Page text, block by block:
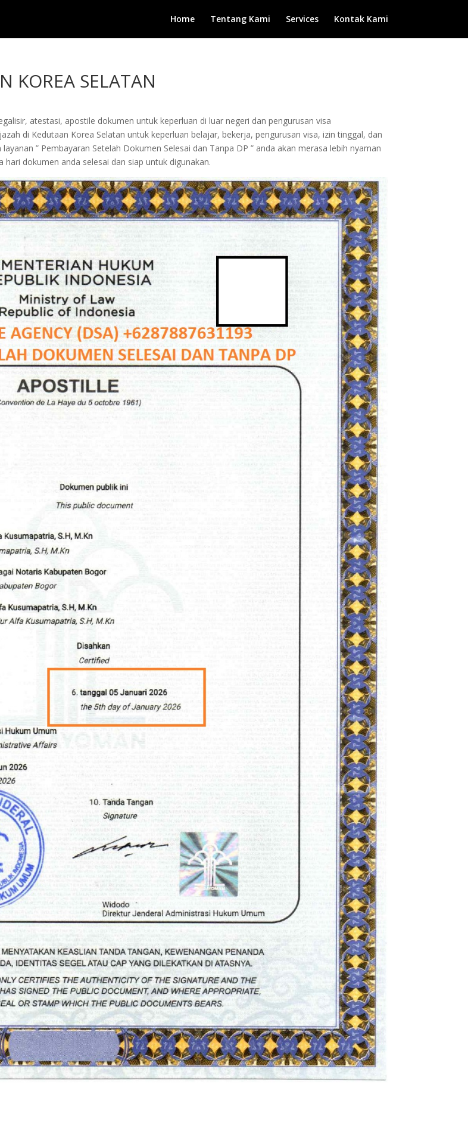
Home Tentang Kami Services Kontak Kami
KOREA SELATAN
atestasi, apostile dokumen untuk keperluan di luar negeri dan pengurusan visa
di Kedutaan Korea Selatan untuk keperluan belajar, bekerja, pengurusan visa, izin tinggal, dan
” Pembayaran Setelah Dokumen Selesai dan Tanpa DP ” anda akan merasa lebih nyaman
dokumen anda selesai dan siap untuk digunakan.